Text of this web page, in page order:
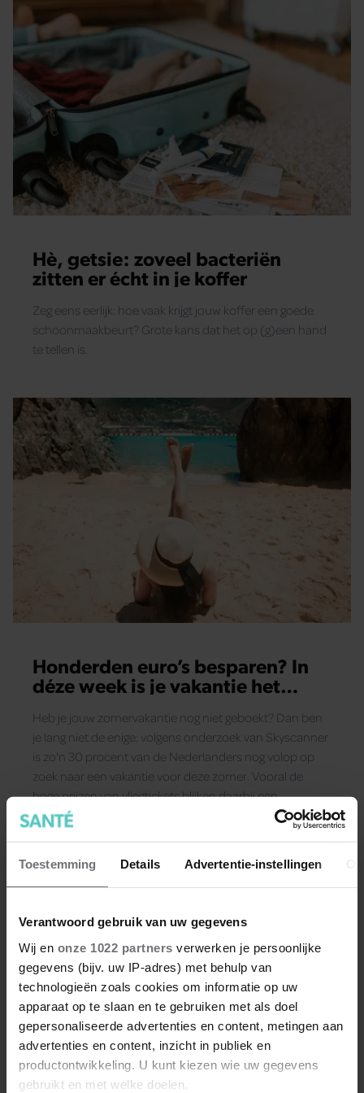
Toestemming Details Advertentie-instellingen
Verantwoord gebruik van uw gegevens
Wij en onze 1022 partners verwerken je persoonlijke
gegevens (bijv. uw IP-adres) met behulp van
technologieën zoals cookies om informatie op uw
apparaat op te slaan en te gebruiken met als doel
gepersonaliseerde advertenties en content, metingen aan
advertenties en content, inzicht in publiek en
productontwikkeling. U kunt kiezen wie uw gegevens
gebruikt en met welke doelen.
Hè, getsie: zoveel bacteriën
zitten er écht in je koffer
Zeg eens eerlijk: hoe vaak krijgt jouw koffer een goede
schoonmaakbeurt? Grote kans dat het op (g)een hand
te tellen is.
Honderden euro’s besparen? In
déze week is je vakantie het
Heb je jouw zomervakantie nog niet geboekt? Dan ben
je lang niet de enige: volgens onderzoek van Skyscanner
is zo'n 30 procent van de Nederlanders nog volop op
zoek naar een vakantie voor deze zomer. Vooral de
hoge prijzen van vliegtickets blijken daarbij een
struikelblok.